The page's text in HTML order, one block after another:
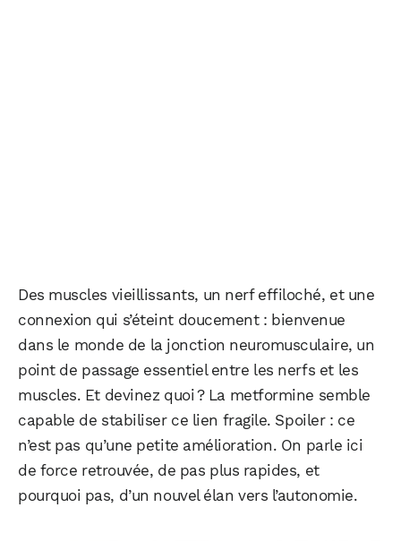
Des muscles vieillissants, un nerf effiloché, et une
connexion qui s’éteint doucement : bienvenue
dans le monde de la jonction neuromusculaire, un
point de passage essentiel entre les nerfs et les
muscles. Et devinez quoi ? La metformine semble
capable de stabiliser ce lien fragile. Spoiler : ce
n’est pas qu’une petite amélioration. On parle ici
de force retrouvée, de pas plus rapides, et
pourquoi pas, d’un nouvel élan vers l’autonomie.